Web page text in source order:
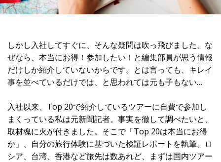
しかし入社してすぐに、そんな疑問は吹っ飛びました。な
ぜなら、本当にお得！参加したい！と編集部員が思う情報
だけしか紹介していないからです。とは言っても、キレイ
事を並べているだけでは、と思われては元も子もない…
入社以来、Top 20で紹介しているツアーに自費で参加し
まくっている私は元新聞記者。事実を徹して調べたいと、
取材魂に火が付きました。そこで「Top 20は本当にお得
か」、自分の旅行体験に基づいた検証レポートを執筆。ロ
シア、台湾、香港など旅先は数あれど、まずは国内ツアー